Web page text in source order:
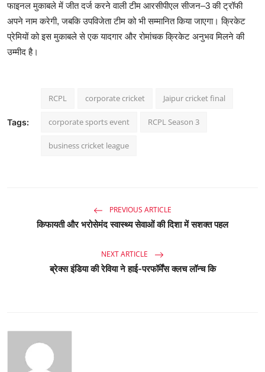
फाइनल मुकाबले में जीत दर्ज करने वाली टीम आरसीपीएल सीजन–3 की ट्रॉफी
अपने नाम करेगी, जबकि उपविजेता टीम को भी सम्मानित किया जाएगा। क्रिकेट
प्रेमियों को इस मुकाबले से एक यादगार और रोमांचक क्रिकेट अनुभव मिलने की
उम्मीद है।
Tags:
RCPL corporate cricket Jaipur cricket final
corporate sports event RCPL Season 3
business cricket league
PREVIOUS ARTICLE
किफायती और भरोसेमंद स्वास्थ्य सेवाओं की दिशा में सशक्त पहल
NEXT ARTICLE
ब्रेक्स इंडिया की रेविया ने हाई-परफॉर्मेंस क्लच लॉन्च कि